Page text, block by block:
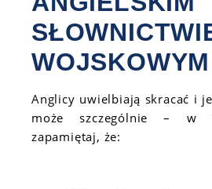
WOJSKOWYM
Anglicy uwielbiają skracać i
może szczególnie – w
zapamiętaj, że: